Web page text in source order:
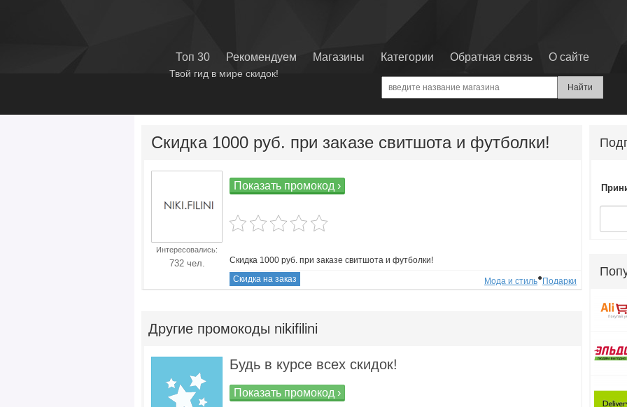
Твой гид в мире скидок!
Топ 30 Рекомендуем Магазины Категории Обратная связь О сайте
Скидка 1000 руб. при заказе свитшота и футболки!
Все Промокоды
Интересовались:
732 чел.
Показать промокод ›
Скидка 1000 руб. при заказе свитшота и футболки!
Скидка на заказ
Мода и стиль●Подарки
Другие промокоды nikifilini
Будь в курсе всех скидок!
Показать промокод ›